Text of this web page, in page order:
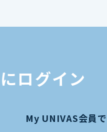
ログイン
My UNIVAS会員